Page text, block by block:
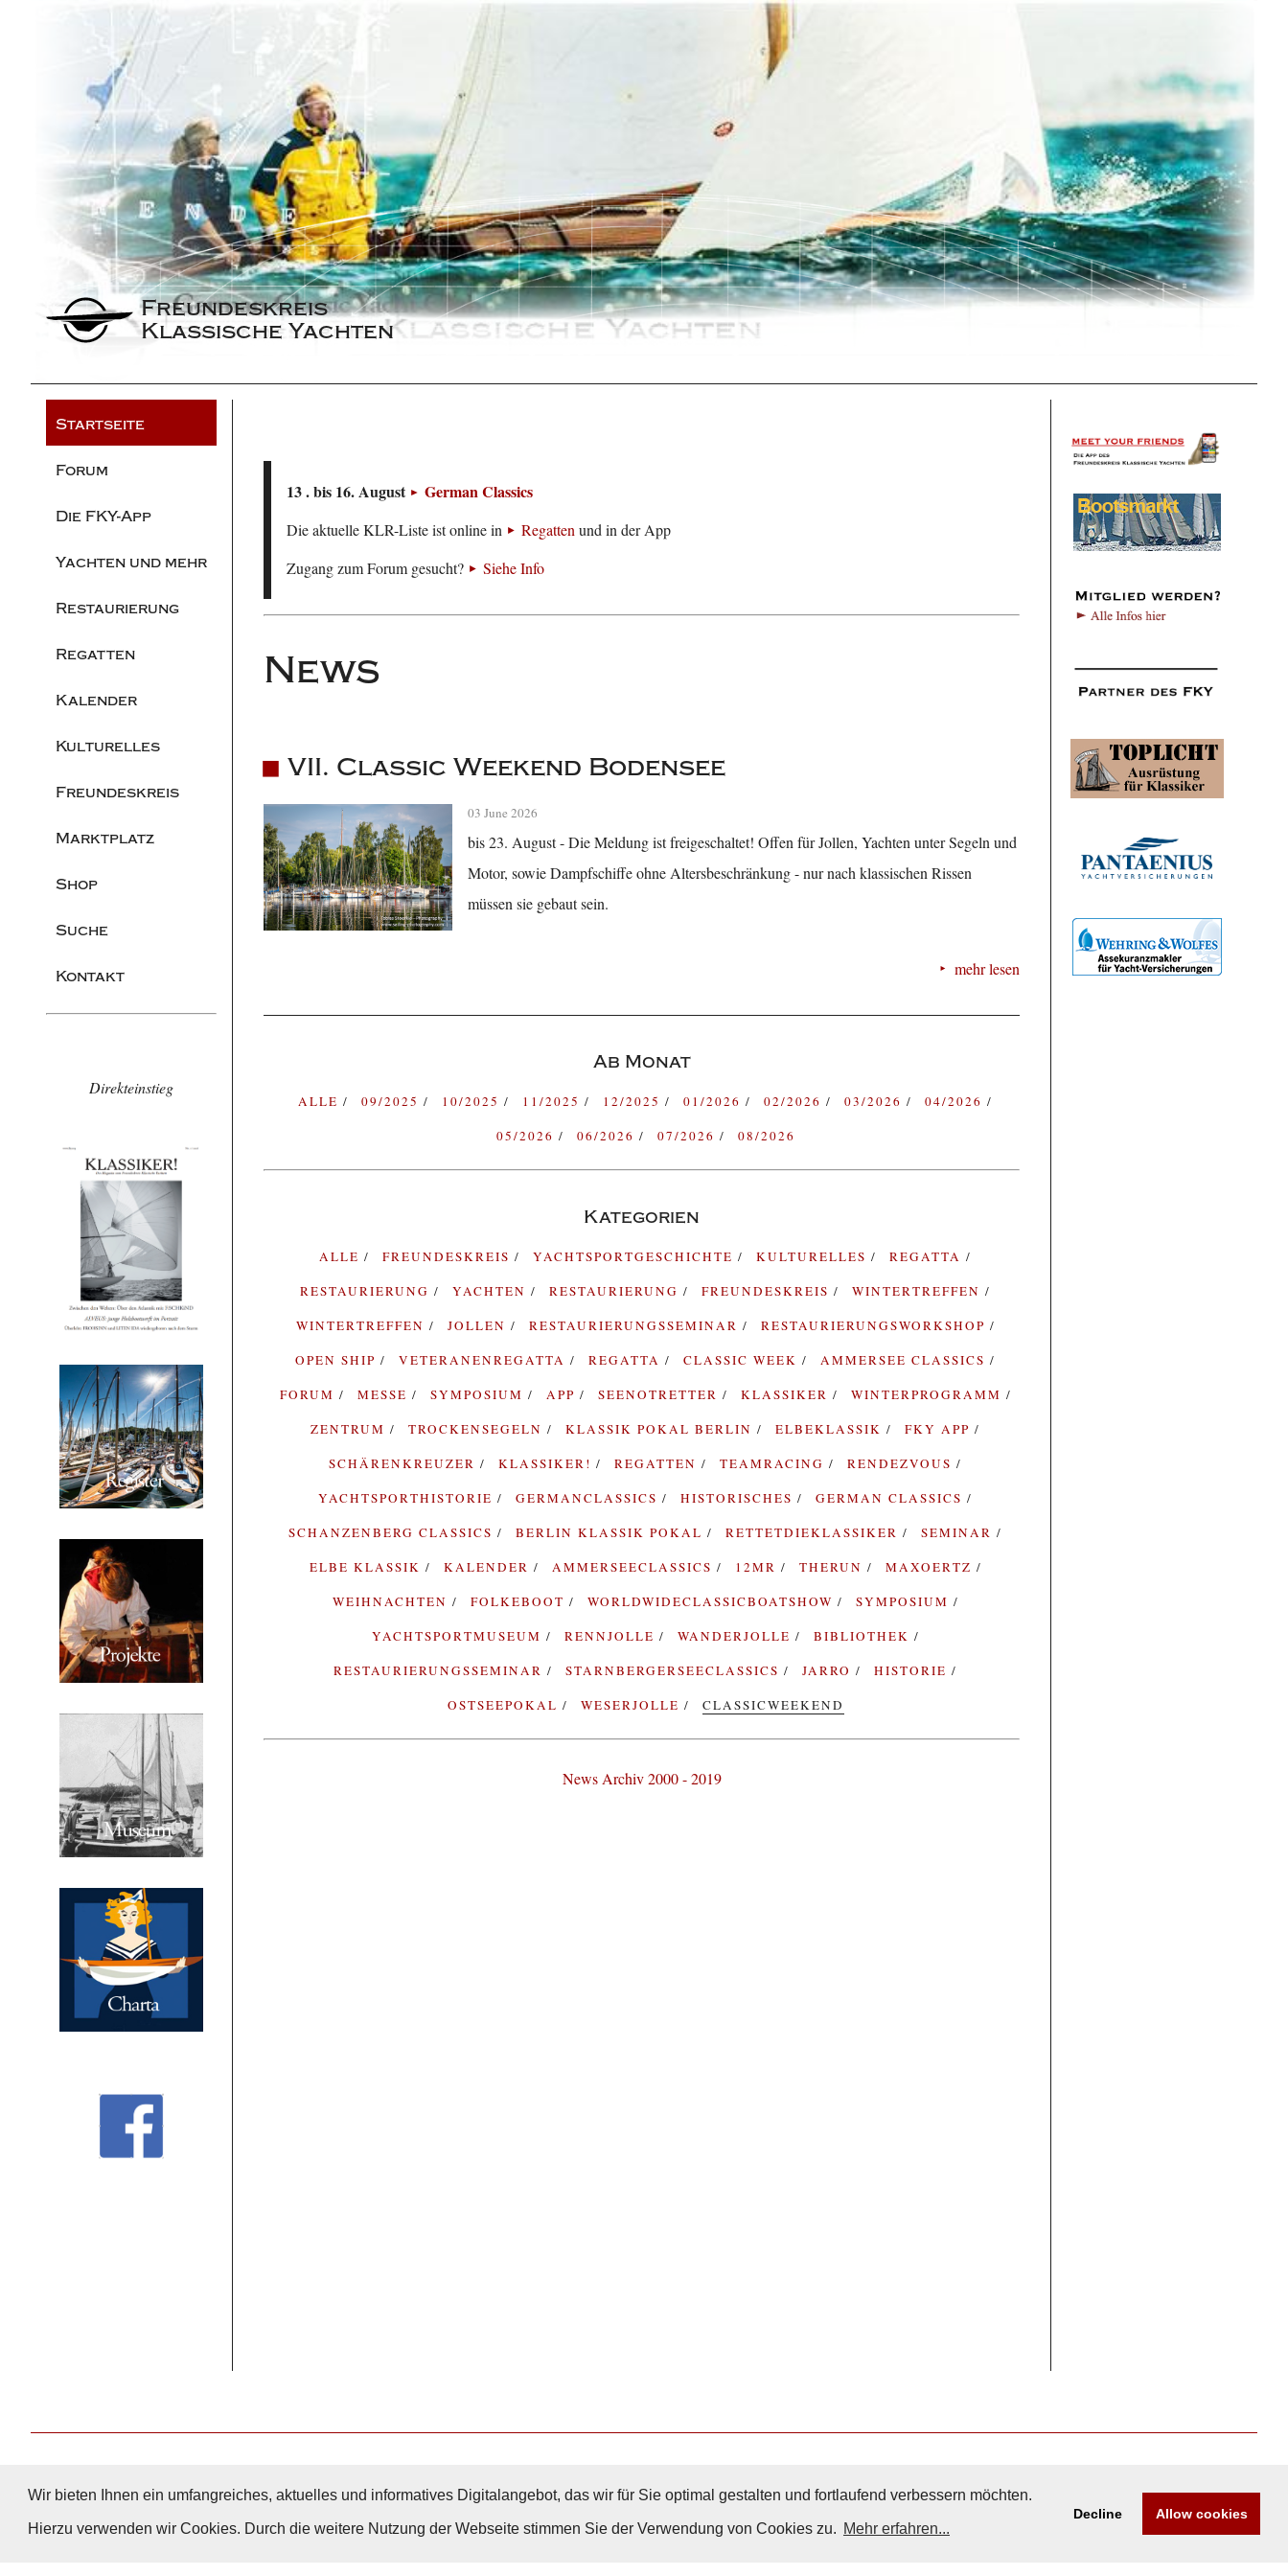
Wir bieten Ihnen ein umfangreiches, aktuelles und informatives Digitalangebot, das wir für Sie optimal gestalten und fortlaufend verbessern möchten.
Hierzu verwenden wir Cookies. Durch die weitere Nutzung der Webseite stimmen Sie der Verwendung von Cookies zu. Mehr erfahren...
Decline Allow cookies
Freundeskreis
Klassische Yachten
Startseite
Forum
Die FKY-App
Yachten und mehr
Restaurierung
Regatten
Kalender
Kulturelles
Freundeskreis
Marktplatz
Shop
Suche
Kontakt
Direkteinstieg
13 . bis 16. August German Classics
Die aktuelle KLR-Liste ist online in Regattenund in der App
Zugang zum Forum gesucht?
Siehe Info
News
VII. Classic Weekend Bodensee
03 June 2026
bis 23. August - Die Meldung ist freigeschaltet! Offen für Jollen, Yachten unter Segeln und
Motor, sowie Dampfschiffe ohne Altersbeschränkung - nur nach klassischen Rissen
müssen sie gebaut sein.
mehr lesen
Ab Monat
ALLE 09/2025 10/2025 11/2025 12/2025 01/2026 02/2026 03/2026
04/2026
05/2026
06/2026 07/2026 08/2026
Kategorien
ALLE FREUNDESKREIS YACHTSPORTGESCHICHTE KULTURELLES
REGATTA
RESTAURIERUNG
YACHTEN RESTAURIERUNG FREUNDESKREIS
WINTERTREFFEN
WINTERTREFFEN
JOLLEN RESTAURIERUNGSSEMINAR
RESTAURIERUNGSWORKSHOP
OPEN SHIP
VETERANENREGATTA REGATTA CLASSIC WEEK
AMMERSEE CLASSICS
FORUM
MESSE SYMPOSIUM APP SEENOTRETTER KLASSIKER
WINTERPROGRAMM
ZENTRUM
TROCKENSEGELN KLASSIK POKAL BERLIN ELBEKLASSIK
FKY APP
SCHÄRENKREUZER
KLASSIKER! REGATTEN TEAMRACING
RENDEZVOUS
YACHTSPORTHISTORIE
GERMANCLASSICS HISTORISCHES
GERMAN CLASSICS
SCHANZENBERG CLASSICS
BERLIN KLASSIK POKAL RETTETDIEKLASSIKER
SEMINAR
ELBE KLASSIK
KALENDER AMMERSEECLASSICS 12MR THERUN
MAXOERTZ
WEIHNACHTEN
FOLKEBOOT WORLDWIDECLASSICBOATSHOW
SYMPOSIUM
YACHTSPORTMUSEUM
RENNJOLLE WANDERJOLLE
BIBLIOTHEK
RESTAURIERUNGSSEMINAR
STARNBERGERSEECLASSICS JARRO
HISTORIE
OSTSEEPOKAL
WESERJOLLE CLASSICWEEKEND
News Archiv 2000 - 2019
Nach Oben